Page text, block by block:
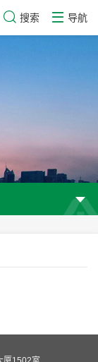
搜索 导航